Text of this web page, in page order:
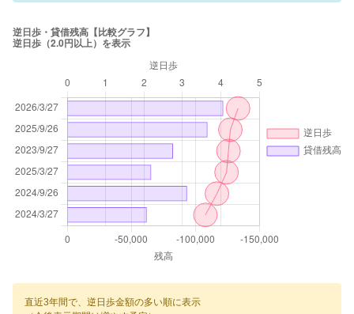
直近3年間で、逆日歩金額の多い順に表示